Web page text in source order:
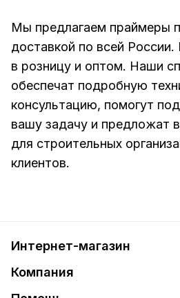
Мы предлагаем праймеры
доставкой по всей
в розницу и оптом. Наши
обеспечат подробную
консультацию, помогут
вашу задачу и предложат
для строительных
клиентов.
Интернет-магазин
Компания